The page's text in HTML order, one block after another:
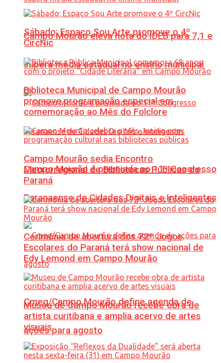
Campo Mourão eleva nota do IDEB para 7,1 e
supera média estadual no ensino municipal
Campo Mourão é premiada no 11º Congresso
Paranaense de Cidades Digitais e Inteligentes
Cmeg/Campo Mourão define agenda de
ações para agosto
Sábado: Espaço Sou Arte promove o 4º
CircNic
Biblioteca Municipal de Campo Mourão
promove programação especial em
comemoração ao Mês do Folclore
Campo Mourão sedia Encontro
Macrorregional de Bibliotecas Públicas do
Paraná
Cerimônia de abertura dos 72º Jogos
Escolares do Paraná terá show nacional de
Edy Lemond em Campo Mourão
Museu de Campo Mourão recebe obra de
artista curitibana e amplia acervo de artes
visuais